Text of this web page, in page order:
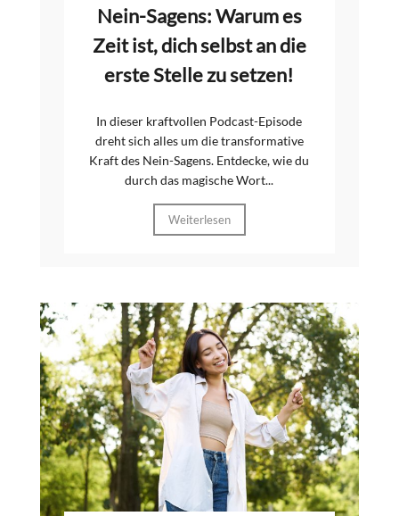
Nein-Sagens: Warum es
Zeit ist, dich selbst an die
erste Stelle zu setzen!
In dieser kraftvollen Podcast-Episode
dreht sich alles um die transformative
Kraft des Nein-Sagens. Entdecke, wie du
durch das magische Wort...
Weiterlesen